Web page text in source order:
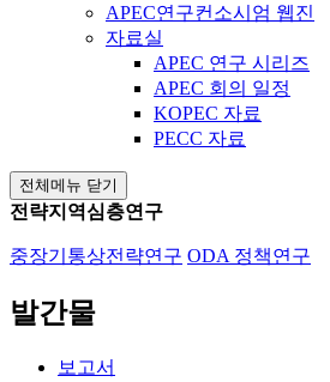
APEC연구컨소시엄 웹진
자료실
APEC 연구 시리즈
APEC 회의 일정
KOPEC 자료
PECC 자료
전체메뉴 닫기
전략지역심층연구
중장기통상전략연구 ODA 정책연구
발간물
보고서